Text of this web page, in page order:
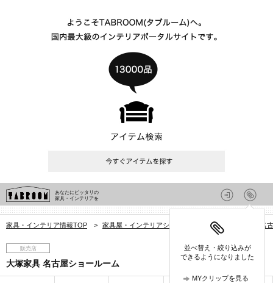
あなたにピッタリの
家具・インテリアを
並べ替え・絞り込みが
できるようになりました
MYクリップを見る
家具・インテリア情報TOP > 家具屋・インテリアショップを探す > 名
販売店
大塚家具 名古屋ショールーム